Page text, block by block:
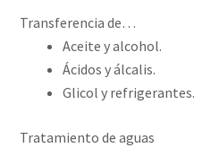
Transferencia de…
Aceite y alcohol.
Ácidos y álcalis.
Glicol y refrigerantes.
Tratamiento de aguas